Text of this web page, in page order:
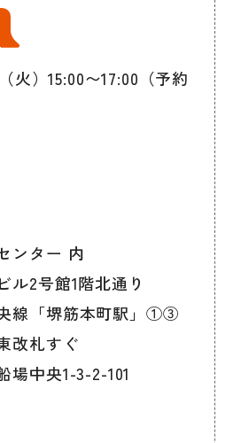
火）15:00〜17:00（予約
ンター 内
ル2号館1階北通り
線「堺筋本町駅」①③
改札すぐ
場中央1-3-2-101